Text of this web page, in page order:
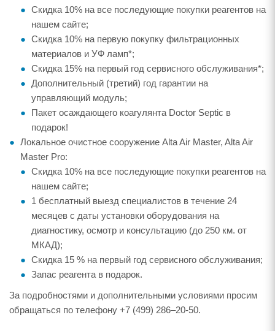
Скидка 10% на все последующие покупки реагентов на
нашем сайте;
Скидка 10% на первую покупку фильтрационных
материалов и УФ ламп*;
Скидка 15% на первый год сервисного обслуживания*;
Дополнительный (третий) год гарантии на
управляющий модуль;
Пакет осаждающего коагулянта Doctor Septic в
подарок!
Локальное очистное сооружение Alta Air Master, Alta Air
Master Pro:
Скидка 10% на все последующие покупки реагентов на
нашем сайте;
1 бесплатный выезд специалистов в течение 24
месяцев с даты установки оборудования на
диагностику, осмотр и консультацию (до 250 км. от
МКАД);
Скидка 15 % на первый год сервисного обслуживания;
Запас реагента в подарок.
За подробностями и дополнительными условиями просим
обращаться по телефону +7 (499) 286–20-50.